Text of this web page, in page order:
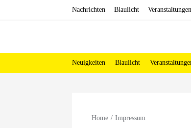
Nachrichten Blaulicht Veranstaltungen
Neuigkeiten Blaulicht
Home Impressum